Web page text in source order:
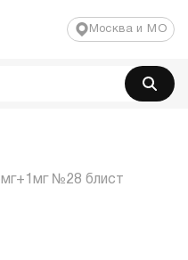
Москва и МО
№28 блист